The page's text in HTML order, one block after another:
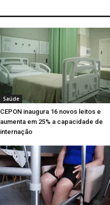
Saúde
CEPON inaugura 16 novos leitos e
aumenta em 25% a capacidade de
internação